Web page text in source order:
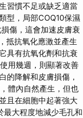
習慣不足或缺乏適當
型，局部COQ10保濕
傷，這會加速皮膚衰
抵抗氧化應激並產生
具有抗氧化劑和抗衰
用幾週，則顯著改善
的降解和皮膚損傷，
體內自然產生，但也
且在細胞中起著強大
最大程度地減少毛孔和